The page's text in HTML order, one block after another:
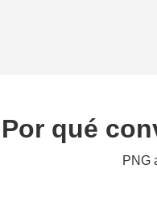
qué
PNG